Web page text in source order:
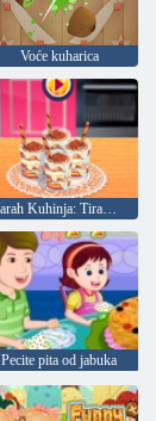
Voće kuharica
Sarah Kuhinja: Tiramisu u čaši
Pecite pita od jabuka